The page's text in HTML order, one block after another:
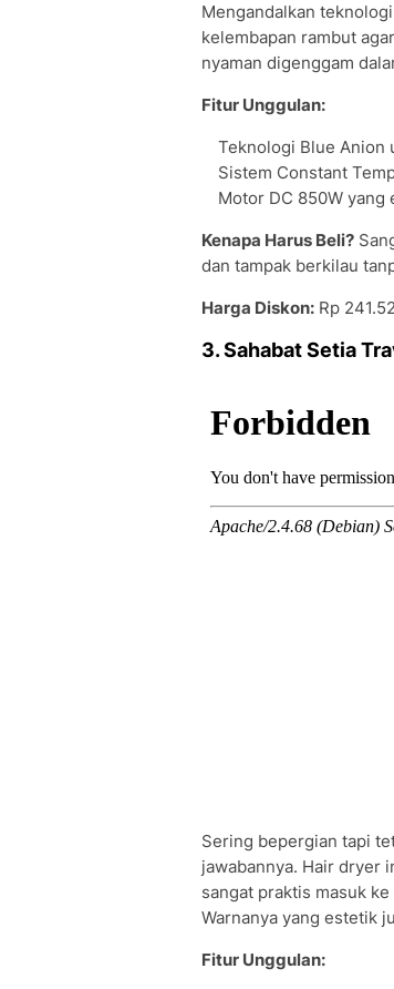
Mengandalkan
kelembapan rambut
nyaman digenggam
Fitur Unggulan:
Teknologi Blue Anion
Sistem Constant
Motor DC 850W yang
Kenapa Harus Beli?
dan tampak berkilau
Harga Diskon: Rp
3. Sahabat Setia
Sering bepergian tapi
jawabannya. Hair dryer
sangat praktis masuk
Warnanya yang estetik
Fitur Unggulan: